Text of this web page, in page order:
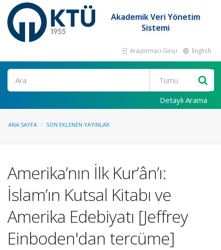
Akademik Veri Yönetim
Sistemi
Araştırmacı Girişi English
Ara
Detaylı Arama
ANA SAYFA SON EKLENEN YAYINLAR
Amerika’nın İlk Kur’ân’ı:
İslam’ın Kutsal Kitabı ve
Amerika Edebiyatı [Jeffrey
Einboden'dan tercüme]